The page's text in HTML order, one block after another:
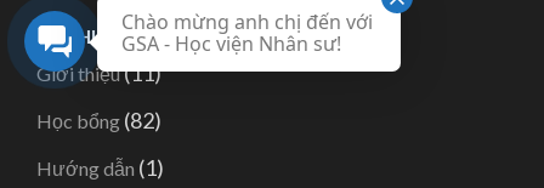
TÌM HIỂU THÊM VỀ GSA
Giới thiệu(11)
Học bổng (82)
Hướng dẫn (1)
Chào mừng anh chị đến với
GSA - Học viện Nhân sư!